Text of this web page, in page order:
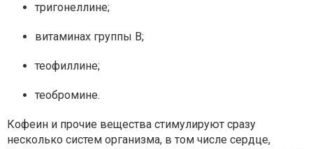
тригонеллине;
витаминах группы В;
теофиллине;
теобромине.
Кофеин и прочие вещества стимулируют сразу
несколько систем организма, в том числе сердце,